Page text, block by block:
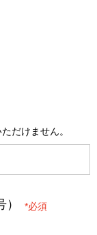
だけません。
*